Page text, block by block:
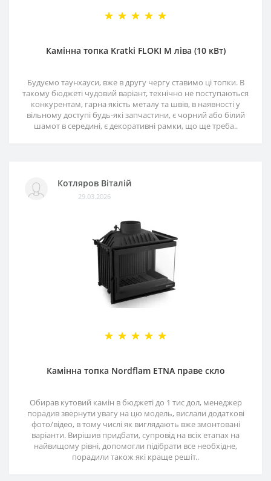
Камінна топка Kratki FLOKI M ліва (10 кВт)
Будуємо таунхауси, вже в другу чергу ставимо ці топки. В
такому бюджеті чудовий варіант, технічно не поступаються
конкурентам, гарна якість металу та швів, в наявності у
вільному доступі будь-які запчастини, є чорний або білий
шамот в середині, є декоративні рамки, що ще треба..
Котляров Віталій
29.03.2026
Камінна топка Nordflam ETNA праве скло
Обирав кутовий камін в бюджеті до 1 тис дол, менеджер
порадив звернути увагу на цю модель, вислали додаткові
фото/відео, в тому числі як виглядають вже змонтовані
варіанти. Вирішив придбати, супровід на всіх етапах на
найвищому рівні, допомогли підібрати все необхідне,
порадили також які краще решіт..